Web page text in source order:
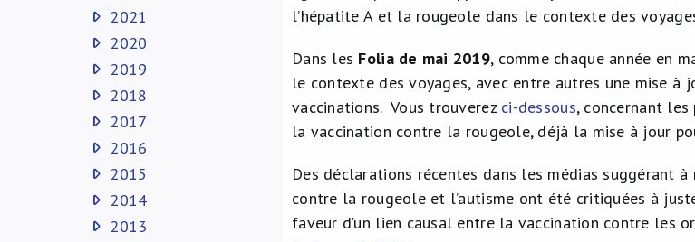
l’hépatite A et la rougeole dans le contexte des
Dans les Folia de mai 2019, comme chaque année en
le contexte des voyages, avec entre autres une mise
vaccinations. Vous trouverez ci-dessous, concernant
la vaccination contre la rougeole, déjà la mise à jour
Des déclarations récentes dans les médias suggérant
contre la rougeole et l’autisme ont été critiquées à
faveur d’un lien causal entre la vaccination contre les
2021
2020
2019
2018
2017
2016
2015
2014
2013